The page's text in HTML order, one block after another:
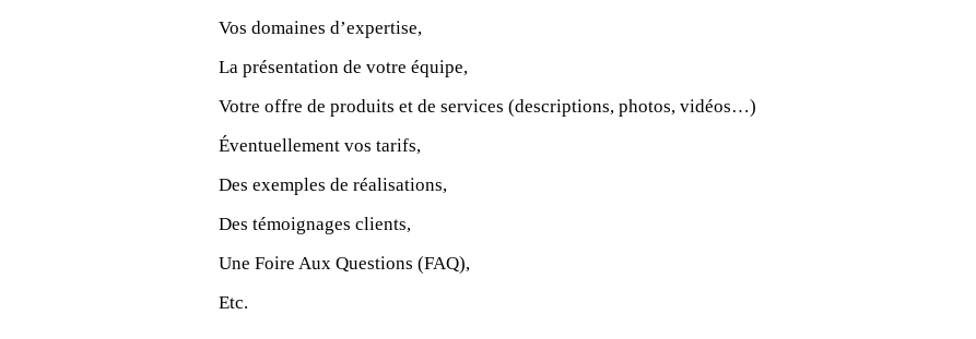
Vos domaines d’expertise,
La présentation de votre équipe,
Votre offre de produits et de services (descriptions, photos, vidéos…)
Éventuellement vos tarifs,
Des exemples de réalisations,
Des témoignages clients,
Une Foire Aux Questions (FAQ),
Etc.